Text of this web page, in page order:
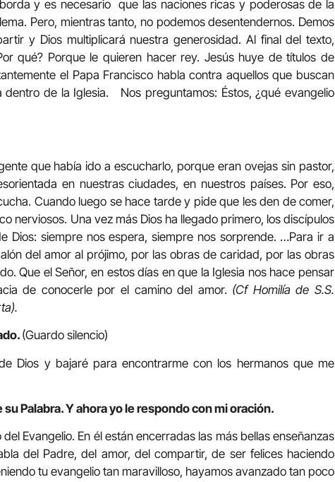
y es necesario que las naciones ricas y poderosas de la
Pero, mientras tanto, no podemos desentendernos. Demos
y Dios multiplicará nuestra generosidad. Al final del texto,
qué? Porque le quieren hacer rey. Jesús huye de títulos de
el Papa Francisco habla contra aquellos que buscan
de la Iglesia. Nos preguntamos: Éstos, ¿qué evangelio
que había ido a escucharlo, porque eran ovejas sin pastor,
en nuestras ciudades, en nuestros países. Por eso,
Cuando luego se hace tarde y pide que les den de comer,
nerviosos. Una vez más Dios ha llegado primero, los discípulos
Dios: siempre nos espera, siempre nos sorprende. …Para ir a
del amor al prójimo, por las obras de caridad, por las obras
Que el Señor, en estos días en que la Iglesia nos hace pensar
de conocerle por el camino del amor. (Cf Homilía de S.S.
(Guardo silencio)
Dios y bajaré para encontrarme con los hermanos que me
Palabra. Y ahora yo le respondo con mi oración.
Evangelio. En él están encerradas las más bellas enseñanzas
del Padre, del amor, del compartir, de ser felices haciendo
tu evangelio tan maravilloso, hayamos avanzado tan poco